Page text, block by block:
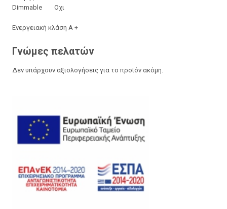
Dimmable Οχι
Ενεργειακή κλάση Α +
Γνώμες πελατών
Δεν υπάρχουν αξιολογήσεις για το προϊόν ακόμη.